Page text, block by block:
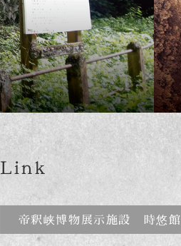
Link
帝釈峡博物展示施設 時悠館